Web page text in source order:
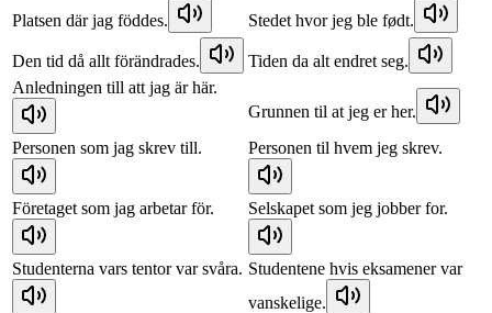
Platsen där jag föddes. Stedet hvor jeg ble født.
Den tid då allt förändrades.
Tiden da alt endret seg.
Anledningen till att jag är här.
Grunnen til at jeg er her.
Personen som jag skrev till.
Personen til hvem jeg skrev.
Företaget som jag arbetar för. Selskapet som jeg jobber for.
Studenterna vars tentor var svåra. Studentene hvis eksamener var
vanskelige.